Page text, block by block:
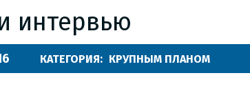
интервью
КАТЕГОРИЯ: КРУПНЫМ ПЛАНОМ